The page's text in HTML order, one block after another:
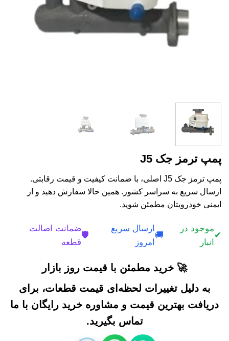
پمپ ترمز جک J5
پمپ ترمز جک J5 اصلی، با ضمانت کیفیت و قیمت رقابتی.
ارسال سریع به سراسر کشور. همین حالا سفارش دهید و از
ایمنی خودرویتان مطمئن شوید.
✔
موجود در
انبار
🚚
ارسال سریع
امروز
🛡️
ضمانت اصالت
قطعه
🚀 خرید مطمئن با قیمت روز بازار
به دلیل تغییرات لحظه‌ای قیمت قطعات، برای
دریافت بهترین قیمت و مشاوره خرید رایگان با ما
تماس بگیرید.